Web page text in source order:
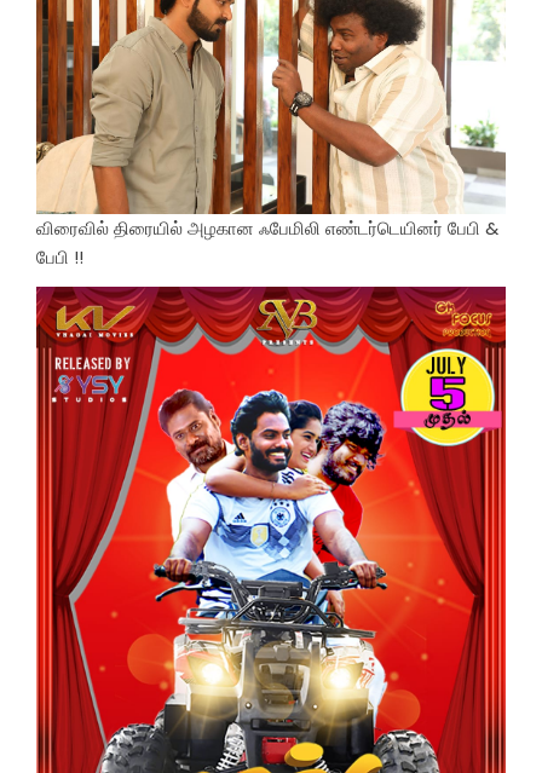
விரைவில் திரையில் அழகான ஃபேமிலி எண்டர்டெயினர் பேபி &
பேபி !!